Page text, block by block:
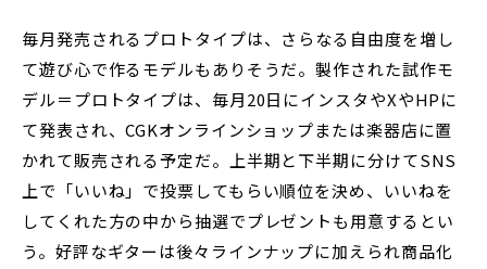
毎月発売されるプロトタイプは、さらなる自由度を増し
て遊び心で作るモデルもありそうだ。製作された試作モ
デル＝プロトタイプは、毎月20日にインスタやXやHPに
て発表され、CGKオンラインショップまたは楽器店に置
かれて販売される予定だ。上半期と下半期に分けてSNS
上で「いいね」で投票してもらい順位を決め、いいねを
してくれた方の中から抽選でプレゼントも用意するとい
う。好評なギターは後々ラインナップに加えられ商品化